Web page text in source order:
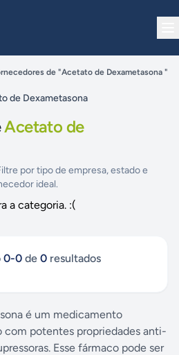
de "Acetato de Dexametasona "
de Dexametasona
Acetato de
por tipo de empresa, estado e
ideal.
a categoria. :(
0-0 de 0 resultados
é um medicamento
potentes propriedades anti-
Esse fármaco pode ser